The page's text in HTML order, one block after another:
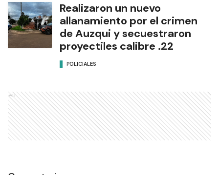
Realizaron un nuevo
allanamiento por el crimen
de Auzqui y secuestraron
proyectiles calibre .22
POLICIALES
Ads